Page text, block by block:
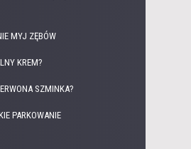
MYJ ZĘBÓW
KREM?
SZMINKA?
PARKOWANIE